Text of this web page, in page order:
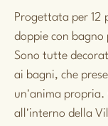
Progettata per 12
doppie con bagno
Sono tutte
ai bagni, che
un'anima propria.
all'interno della